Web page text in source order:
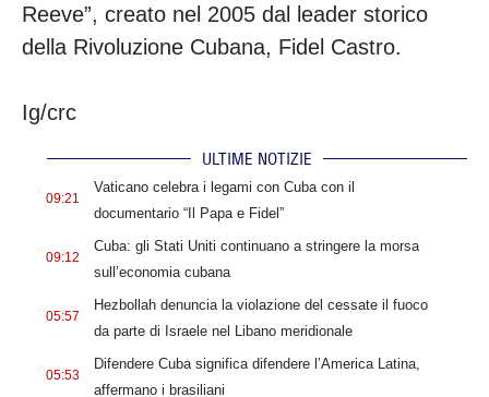
Reeve”, creato nel 2005 dal leader storico
della Rivoluzione Cubana, Fidel Castro.
Ig/crc
ULTIME NOTIZIE
09:21
Vaticano celebra i legami con Cuba con il
documentario “Il Papa e Fidel”
09:12
Cuba: gli Stati Uniti continuano a stringere la morsa
sull’economia cubana
05:57
Hezbollah denuncia la violazione del cessate il fuoco
da parte di Israele nel Libano meridionale
05:53
Difendere Cuba significa difendere l’America Latina,
affermano i brasiliani